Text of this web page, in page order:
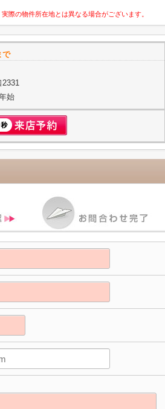
際の物件所在地とは異なる場合がございます。
で
2331
始